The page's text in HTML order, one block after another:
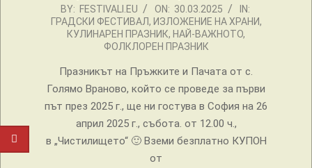
2025-
03-
BY: FESTIVALI.EU ON: 30.03.2025
IN:
ГРАДСКИ ФЕСТИВАЛ, ИЗЛОЖЕНИЕ НА ХРАНИ,
КУЛИНАРЕН ПРАЗНИК, НАЙ-ВАЖНОТО,
ФОЛКЛОРЕН ПРАЗНИК
Празникът на Пръжките и Пачата от с.
Голямо Враново, който се проведе за първи
път през 2025 г., ще ни гостува в София на 26
април 2025 г., събота. от 12.00 ч.,
в „Чистилището“ 🙂 Вземи безплатно КУПОН
от